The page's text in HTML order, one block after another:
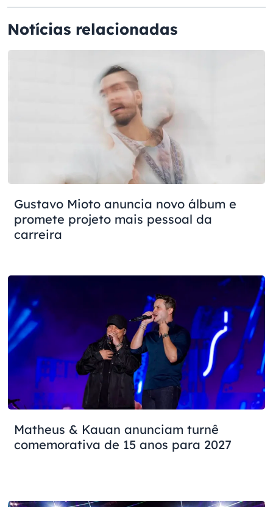
Notícias relacionadas
Gustavo Mioto anuncia novo álbum e
promete projeto mais pessoal da
carreira
Matheus & Kauan anunciam turnê
comemorativa de 15 anos para 2027